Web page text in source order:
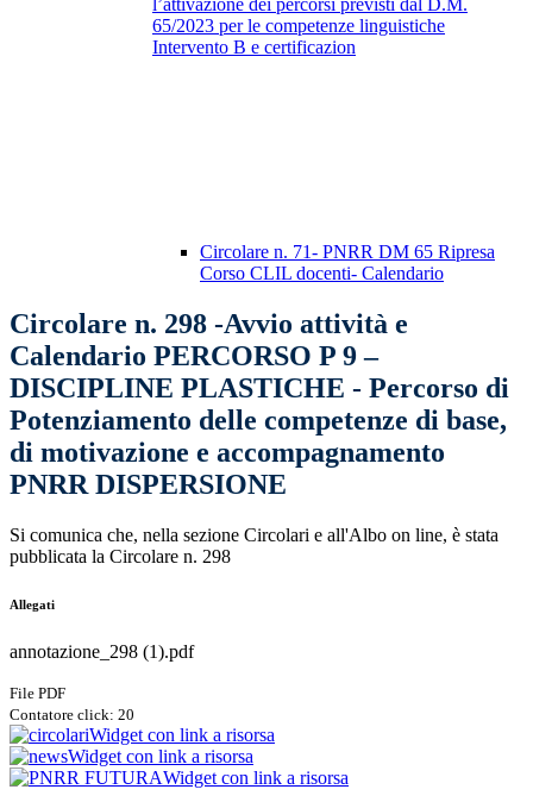
l’attivazione dei percorsi previsti dal D.M.
65/2023 per le competenze linguistiche
Intervento B e certificazion
Circolare n. 71- PNRR DM 65 Ripresa
Corso CLIL docenti- Calendario
Circolare n. 298 -Avvio attività e
Calendario PERCORSO P 9 –
DISCIPLINE PLASTICHE - Percorso di
Potenziamento delle competenze di base,
di motivazione e accompagnamento
PNRR DISPERSIONE
Si comunica che, nella sezione Circolari e all'Albo on line, è stata
pubblicata la Circolare n. 298
Allegati
annotazione_298 (1).pdf
File PDF
Contatore click: 20
Widget con link a risorsa
Widget con link a risorsa
Widget con link a risorsa